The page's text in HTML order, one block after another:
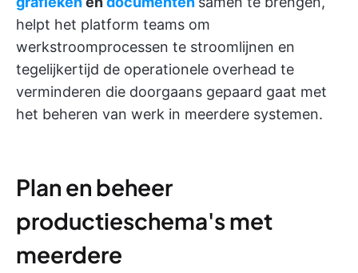
helpt het platform teams om
werkstroomprocessen te stroomlijnen en
tegelijkertijd de operationele overhead te
verminderen die doorgaans gepaard gaat met
het beheren van werk in meerdere systemen.
Plan en beheer
productieschema's met
meerdere